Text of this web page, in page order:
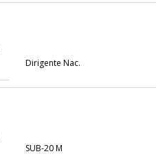
Dirigente Nac.
SUB-20 M